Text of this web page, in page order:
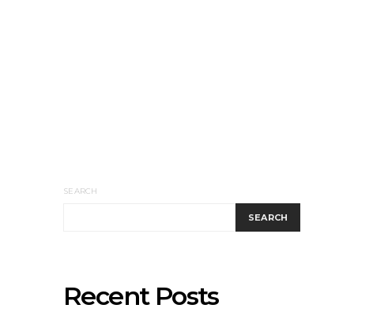
SEARCH
SEARCH
Recent Posts